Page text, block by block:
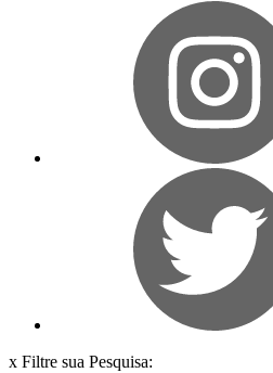
x Filtre sua Pesquisa: